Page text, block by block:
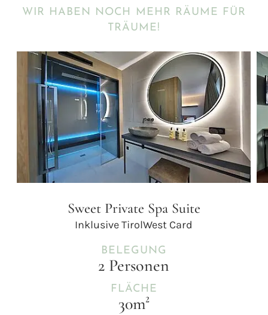
WIR HABEN NOCH MEHR RÄUME FÜR
TRÄUME!
Sweet Private Spa Suite
Inklusive TirolWest Card
BELEGUNG
2 Personen
FLÄCHE
30m²